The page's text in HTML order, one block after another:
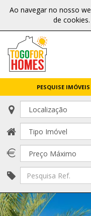
Ao navegar no nosso
de cookies.
PESQUISE